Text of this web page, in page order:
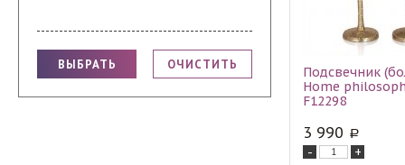
Подсвечник
Home
F12298
3 990
- +